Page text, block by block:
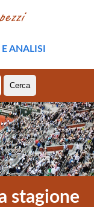
ANALISI
stagione